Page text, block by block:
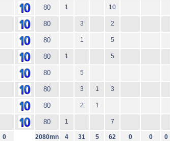
80 1 10
80 3 2
80 1 5
80 1 5
80 5
80 3 1 3
80 2 1
80 1 7
0 2080mn 4 31 5 62 0 0
0